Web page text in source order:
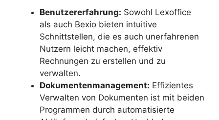
Benutzererfahrung: Sowohl Lexoffice
als auch Bexio bieten intuitive
Schnittstellen, die es auch unerfahrenen
Nutzern leicht machen, effektiv
Rechnungen zu erstellen und zu
verwalten.
Dokumentenmanagement: Effizientes
Verwalten von Dokumenten ist mit beiden
Programmen durch automatisierte